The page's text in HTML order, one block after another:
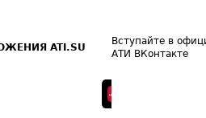
ATI.SU
Вступайте в
АТИ ВКонтакте